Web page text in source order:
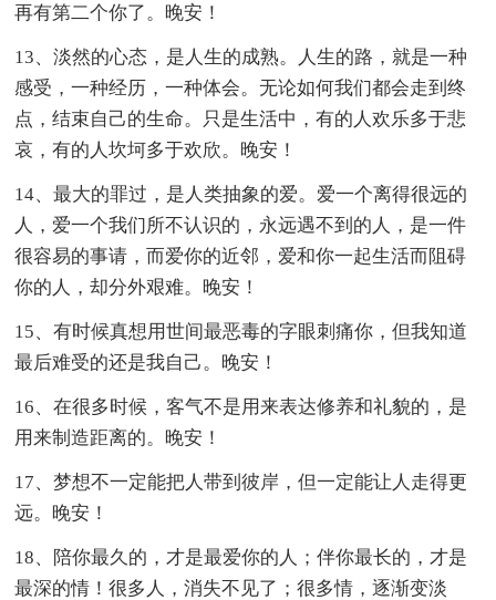
再有第二个你了。晚安！
13、淡然的心态，是人生的成熟。人生的路，就是一种
感受，一种经历，一种体会。无论如何我们都会走到终
点，结束自己的生命。只是生活中，有的人欢乐多于悲
哀，有的人坎坷多于欢欣。晚安！
14、最大的罪过，是人类抽象的爱。爱一个离得很远的
人，爱一个我们所不认识的，永远遇不到的人，是一件
很容易的事请，而爱你的近邻，爱和你一起生活而阻碍
你的人，却分外艰难。晚安！
15、有时候真想用世间最恶毒的字眼刺痛你，但我知道
最后难受的还是我自己。晚安！
16、在很多时候，客气不是用来表达修养和礼貌的，是
用来制造距离的。晚安！
17、梦想不一定能把人带到彼岸，但一定能让人走得更
远。晚安！
18、陪你最久的，才是最爱你的人；伴你最长的，才是
最深的情！很多人，消失不见了；很多情，逐渐变淡